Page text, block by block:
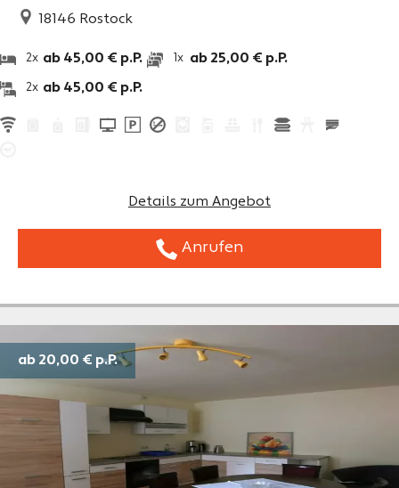
18146 Rostock
2x ab 45,00 € p.P.
2x ab 45,00 € p.P.
1x ab 25,00 € p.P.
Details zum Angebot
Anrufen
ab 20,00 € p.P.